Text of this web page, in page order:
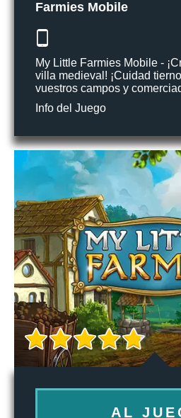
Farmies Mobile
My Little Farmies Mobile -
villa medieval! ¡Cuidad
vuestros campos y
Info del Juego
AL